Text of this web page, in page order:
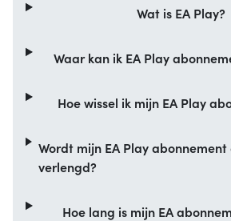
Wat is EA Play?
Waar kan ik EA Play
Hoe wissel ik mijn EA Play
Wordt mijn EA Play
verlengd?
Hoe lang is mijn EA